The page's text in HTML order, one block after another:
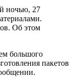
ночью, 27
Об этом
большого
пакетов